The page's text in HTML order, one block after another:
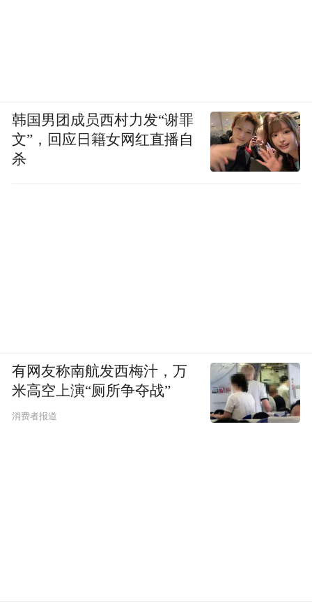
韩国男团成员西村力发“谢罪
文”，回应日籍女网红直播自
杀
有网友称南航发西梅汁，万
米高空上演“厕所争夺战”
消费者报道